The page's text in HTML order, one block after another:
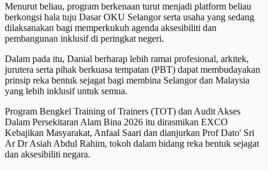
Menurut beliau, program berkenaan turut menjadi platform beliau
berkongsi hala tuju Dasar OKU Selangor serta usaha yang sedang
dilaksanakan bagi memperkukuh agenda aksesibiliti dan
pembangunan inklusif di peringkat negeri.
Dalam pada itu, Danial berharap lebih ramai profesional, arkitek,
jurutera serta pihak berkuasa tempatan (PBT) dapat membudayakan
prinsip reka bentuk sejagat bagi membina Selangor dan Malaysia
yang lebih inklusif untuk semua.
Program Bengkel Training of Trainers (TOT) dan Audit Akses
Dalam Persekitaran Alam Bina 2026 itu dirasmikan EXCO
Kebajikan Masyarakat, Anfaal Saari dan dianjurkan Prof Dato' Sri
Ar Dr Asiah Abdul Rahim, tokoh dalam bidang reka bentuk sejagat
dan aksesibiliti negara.